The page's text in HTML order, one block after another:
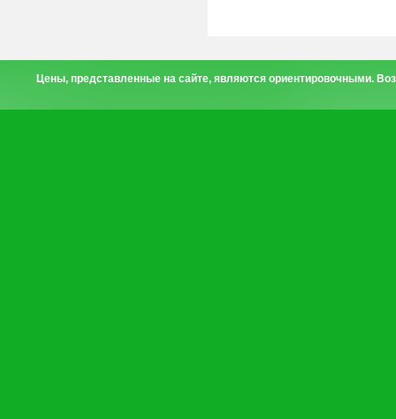
Цены, представленные на сайте, являются ориентировочными.